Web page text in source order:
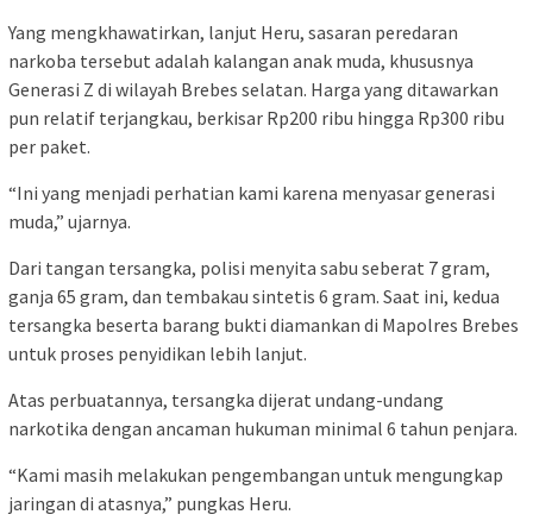
Yang mengkhawatirkan, lanjut Heru, sasaran peredaran
narkoba tersebut adalah kalangan anak muda, khususnya
Generasi Z di wilayah Brebes selatan. Harga yang ditawarkan
pun relatif terjangkau, berkisar Rp200 ribu hingga Rp300 ribu
per paket.
“Ini yang menjadi perhatian kami karena menyasar generasi
muda,” ujarnya.
Dari tangan tersangka, polisi menyita sabu seberat 7 gram,
ganja 65 gram, dan tembakau sintetis 6 gram. Saat ini, kedua
tersangka beserta barang bukti diamankan di Mapolres Brebes
untuk proses penyidikan lebih lanjut.
Atas perbuatannya, tersangka dijerat undang-undang
narkotika dengan ancaman hukuman minimal 6 tahun penjara.
“Kami masih melakukan pengembangan untuk mengungkap
jaringan di atasnya,” pungkas Heru.